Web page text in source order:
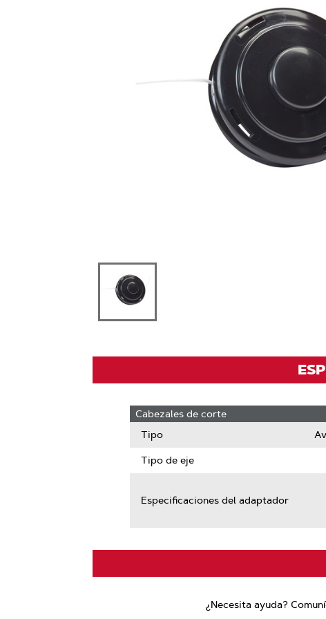
Cabezales de corte
Tipo
Tipo de eje
Especificaciones del adaptador
¿Necesita ayuda?